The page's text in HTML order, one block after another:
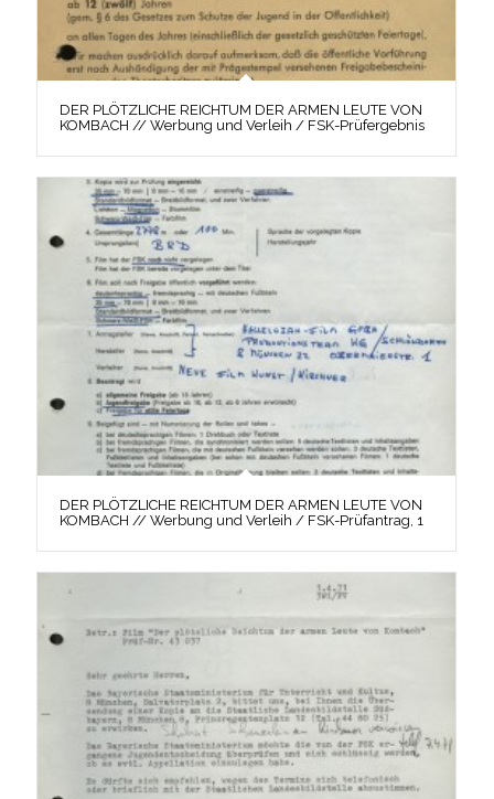
DER PLÖTZLICHE REICHTUM DER ARMEN LEUTE VON
KOMBACH // Werbung und Verleih / FSK-Prüfergebnis
DER PLÖTZLICHE REICHTUM DER ARMEN LEUTE VON
KOMBACH // Werbung und Verleih / FSK-Prüfantrag, 1